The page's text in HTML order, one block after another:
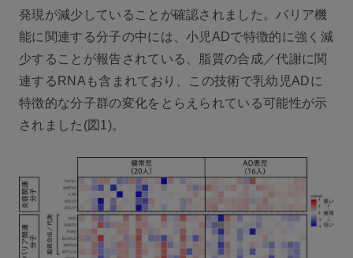
発現が減少していることが確認されました。バリア機
能に関連する分子の中には、小児ADで特徴的に強く減
少することが報告されている、脂質の合成／代謝に関
連するRNAも含まれており、この技術で乳幼児ADに
特徴的な分子群の変化をとらえられている可能性が示
されました(図1)。